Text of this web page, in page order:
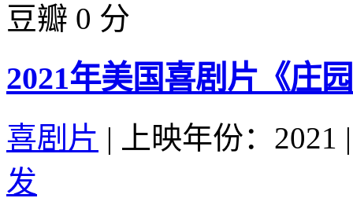
豆瓣 0 分
2021年美国喜剧片《庄
喜剧片 | 上映年份：2021 |
发